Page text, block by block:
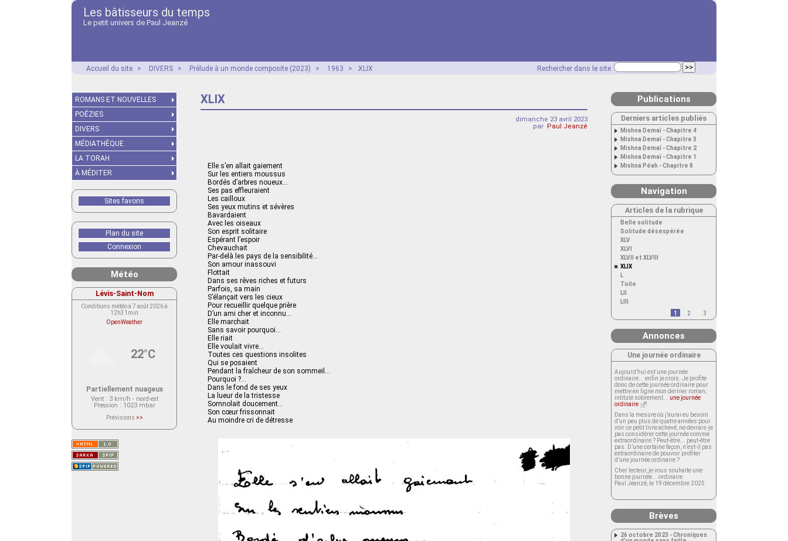
Les bâtisseurs du temps
Le petit univers de Paul Jeanzé
Rechercher dans le site
Accueil du site > DIVERS > Prélude à un monde composite (2023) > 1963 > XLIX
XLIX
dimanche 23 avril 2023
par Paul Jeanzé
Elle s’en allait gaiement
Sur les entiers moussus
Bordés d’arbres noueux…
Ses pas effleuraient
Les cailloux
Ses yeux mutins et sévères
Bavardaient
Avec les oiseaux
Son esprit solitaire
Espérant l’espoir
Chevauchait
Par-delà les pays de la sensibilité…
Son amour inassouvi
Flottait
Dans ses rêves riches et futurs
Parfois, sa main
S’élançait vers les cieux
Pour recueillir quelque prière
D’un ami cher et inconnu…
Elle marchait
Sans savoir pourquoi…
Elle riait
Elle voulait vivre…
Toutes ces questions insolites
Qui se posaient
Pendant la fraîcheur de son sommeil…
Pourquoi ?…
Dans le fond de ses yeux
La lueur de la tristesse
Somnolait doucement…
Son cœur frissonnait
Au moindre cri de détresse
ROMANS ET NOUVELLES
POÉZIES
DIVERS
MÉDIATHÈQUE
LA TORAH
À MÉDITER
Sites favoris
Plan du site
Connexion
Météo
Lévis-Saint-Nom
Conditions météo à 7 août 2026 à
12h31min
OpenWeather
22°C
Partiellement nuageux
Vent: 3 km/h - nord-est
Pression : 1023 mbar
Prévisions >>
actuellement aucune prévision
Saint-Nom.
Veuillez consulter le message du
service ci-dessous.
(401 - Invalid API key. Please see
https://openweathermap.org/faq#error401
Publications
Derniers articles publiés
Mishna Demaï - Chapitre 4
Mishna Demaï - Chapitre 3
Mishna Demaï - Chapitre 2
Mishna Demaï - Chapitre 1
Mishna Péah - Chapitre 8
Navigation
Articles de la rubrique
Belle solitude
Solitude désespérée
XLV
XLVI
XLVII et XLVIII
XLIX
L
Toile
LII
LIII
1
2 3
Annonces
Une journée ordinaire
Aujourd’hui est une journée
ordinaire... enfin je crois. Je profite
donc de cette journée ordinaire pour
mettre en ligne mon dernier roman,
intitulé sobrement... une journée
ordinaire
Dans la mesure où j’aurai eu besoin
d’un peu plus de quatre années pour
voir ce petit livre achevé, ne devrais-je
pas considérer cette journée comme
extraordinaire ? Peut-être... peut-être
pas. D’une certaine façon, n’est-il pas
extraordinaire de pouvoir profiter
d’une journée ordinaire ?
Cher lecteur, je vous souhaite une
bonne journée... ordinaire.
Paul Jeanzé, le 19 décembre 2025
Brèves
26 octobre 2023 - Chroniques